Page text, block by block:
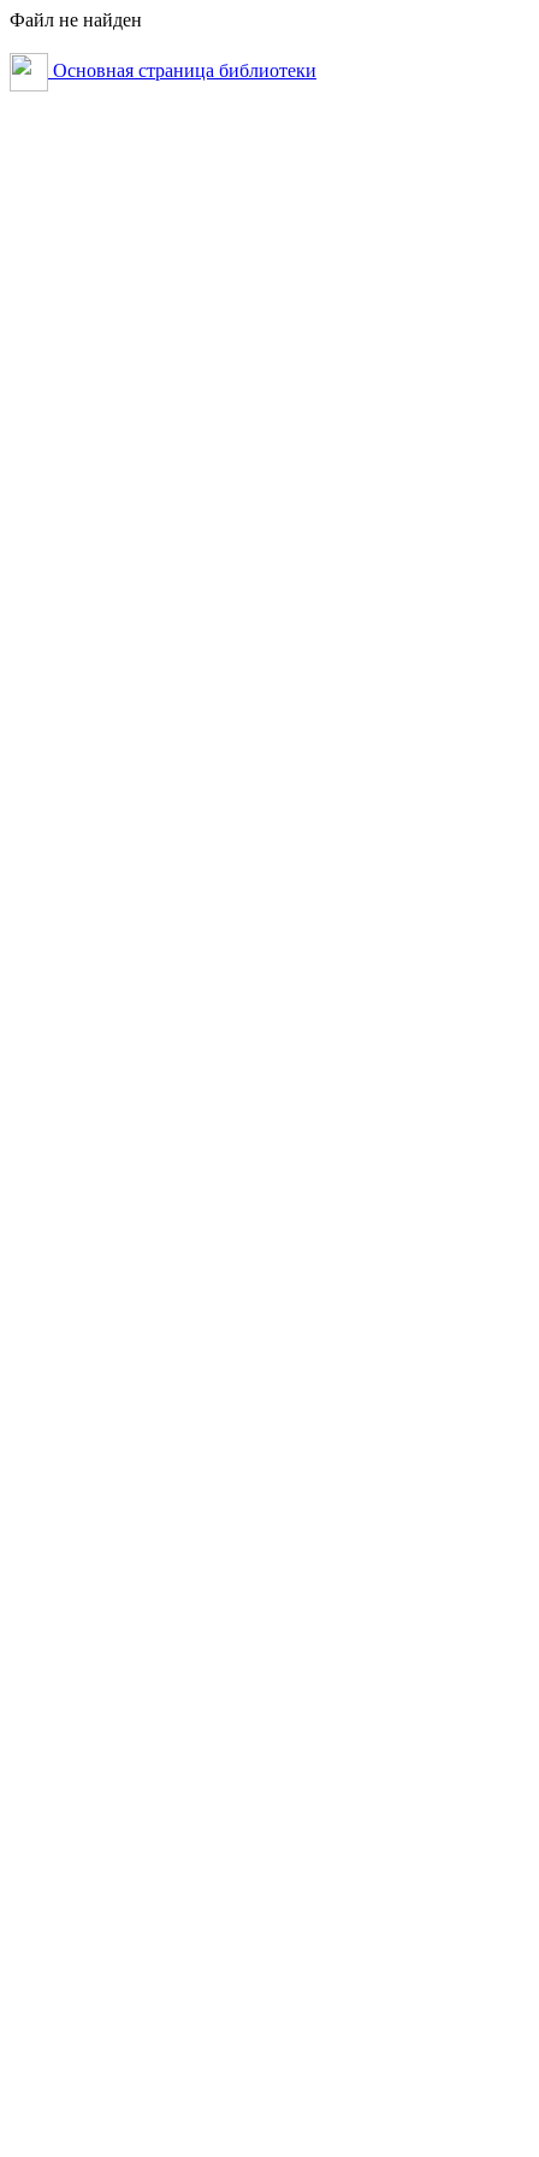
Файл не найден
Основная страница библиотеки